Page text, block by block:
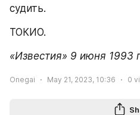
судить.
ТОКИО.
«Известия» 9 июня 1993
Onegai May 21, 2023, 10:36 0